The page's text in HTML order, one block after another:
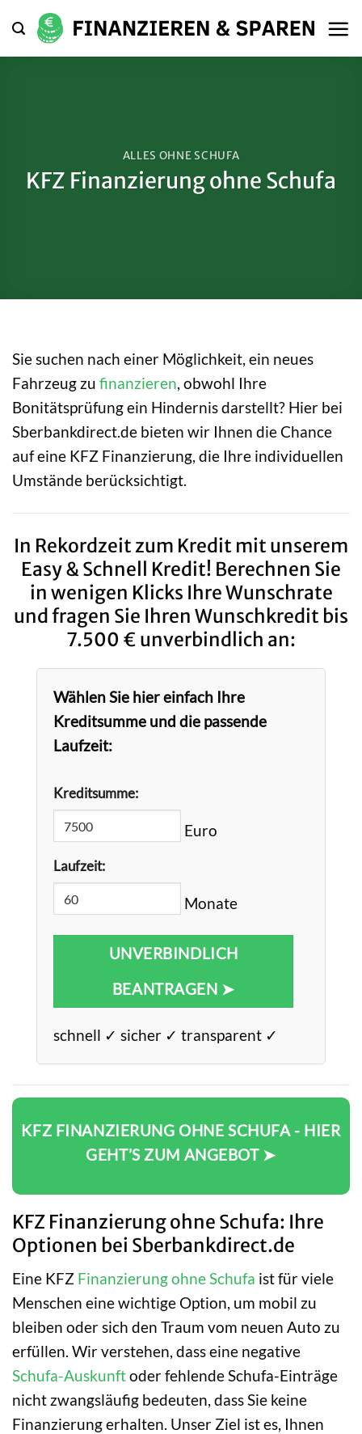
Inhalt
springen
ALLES OHNE SCHUFA
KFZ Finanzierung ohne Schufa
Sie suchen nach einer Möglichkeit, ein neues
Fahrzeug zu finanzieren, obwohl Ihre
Bonitätsprüfung ein Hindernis darstellt? Hier bei
Sberbankdirect.de bieten wir Ihnen die Chance
auf eine KFZ Finanzierung, die Ihre individuellen
Umstände berücksichtigt.
In Rekordzeit zum Kredit mit unserem
Easy & Schnell Kredit! Berechnen Sie
in wenigen Klicks Ihre Wunschrate
und fragen Sie Ihren Wunschkredit bis
7.500 € unverbindlich an:
Wählen Sie hier einfach Ihre
Kreditsumme und die passende
Laufzeit:
Kreditsumme:
Euro
Laufzeit:
Monate
UNVERBINDLICH
BEANTRAGEN ➤
schnell ✓ sicher ✓ transparent ✓
KFZ FINANZIERUNG OHNE SCHUFA - HIER
GEHT’S ZUM ANGEBOT ➤
KFZ Finanzierung ohne Schufa: Ihre
Optionen bei Sberbankdirect.de
Eine KFZ Finanzierung ohne Schufa ist für viele
Menschen eine wichtige Option, um mobil zu
bleiben oder sich den Traum vom neuen Auto zu
erfüllen. Wir verstehen, dass eine negative
Schufa-Auskunftoder fehlende Schufa-Einträge
nicht zwangsläufig bedeuten, dass Sie keine
Finanzierung erhalten. Unser Ziel ist es, Ihnen